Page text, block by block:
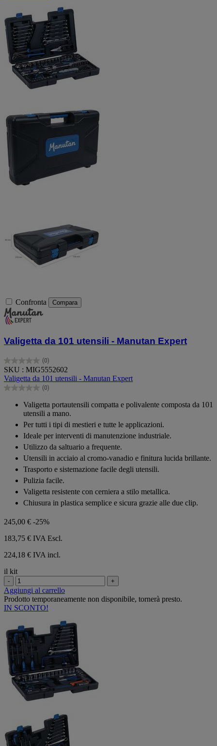
Confronta Compara
Valigetta da 101 utensili - Manutan Expert
(0)
0.0
su
5
stelle.
SKU : MIG5552602
Valigetta da 101 utensili - Manutan Expert
(0)
0.0
Valigetta portautensili compatta e polivalente composta da 101
utensili a mano.
Per tutti i tipi di mestieri e tutte le applicazioni.
Ideale per interventi di manutenzione industriale.
Utilizzo da saltuario a frequente.
Utensili in acciaio al cromo-vanadio e finitura lucida brillante.
Trasporto e sistemazione facile degli utensili.
Pulizia facile.
Valigetta resistente con cerniera a stilo metallica.
Chiusura in plastica semplice e sicura grazie alle due clip.
245,00 € -25%
183,75 € IVA Escl.
224,18 € IVA incl.
il kit
- +
Aggiungi al carrello
Prodotto temporaneamente non disponibile, tornerà presto.
IN SCONTO!